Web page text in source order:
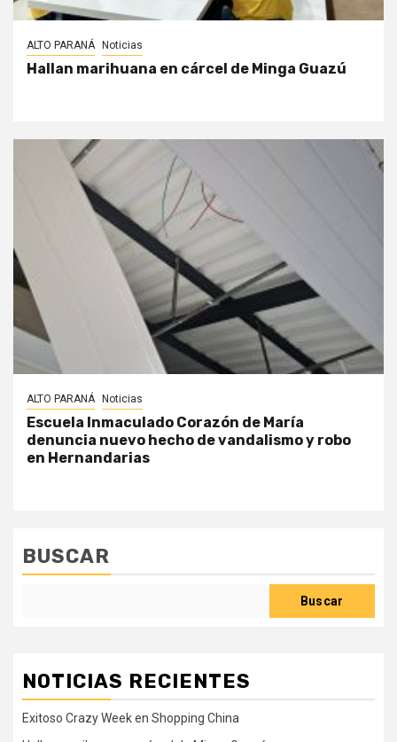
ALTO PARANÁ Noticias
Hallan marihuana en cárcel de Minga Guazú
ALTO PARANÁ Noticias
Escuela Inmaculado Corazón de María
denuncia nuevo hecho de vandalismo y robo
en Hernandarias
BUSCAR
Buscar
NOTICIAS RECIENTES
Exitoso Crazy Week en Shopping China